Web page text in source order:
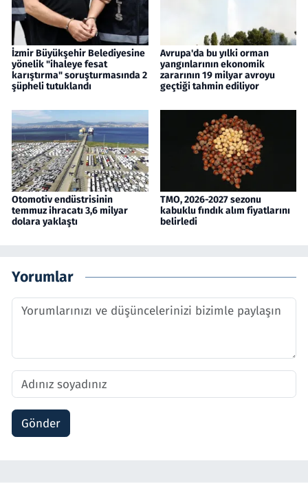
İzmir Büyükşehir Belediyesine
yönelik "ihaleye fesat
karıştırma" soruşturmasında 2
şüpheli tutuklandı
Avrupa'da bu yılki orman
yangınlarının ekonomik
zararının 19 milyar avroyu
geçtiği tahmin ediliyor
Otomotiv endüstrisinin
temmuz ihracatı 3,6 milyar
dolara yaklaştı
TMO, 2026-2027 sezonu
kabuklu fındık alım fiyatlarını
belirledi
Yorumlar
Gönder